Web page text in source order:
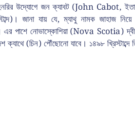
উদ্যোগে জন ক্যাবট (John Cabot,
জানা যায় যে, ম্যাথু নামক জাহাজ নিয়ে
নোভাস্কোশিয়া (Nova Scotia)
(চিন) পৌঁছোনো যাবে। ১৪৯৮ খ্রিস্টাব্দে